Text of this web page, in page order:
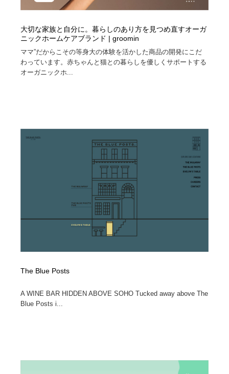
大切な家族と自分に。暮らしのあり方を見つめ直すオーガ
ニックホームケアブランド | groomin
ママ”だからこその等身大の体験を活かした商品の開発にこだ
わっています。赤ちゃんと猫との暮らしを優しくサポートする
オーガニックホ...
The Blue Posts
A WINE BAR HIDDEN ABOVE SOHO Tucked away above The
Blue Posts i...